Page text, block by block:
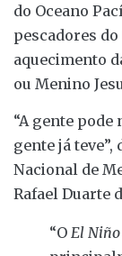
do Oceano
pescadores
aquecimento
ou Menino
“A gente
gente já
Nacional de
Rafael Duarte
“O El Niño